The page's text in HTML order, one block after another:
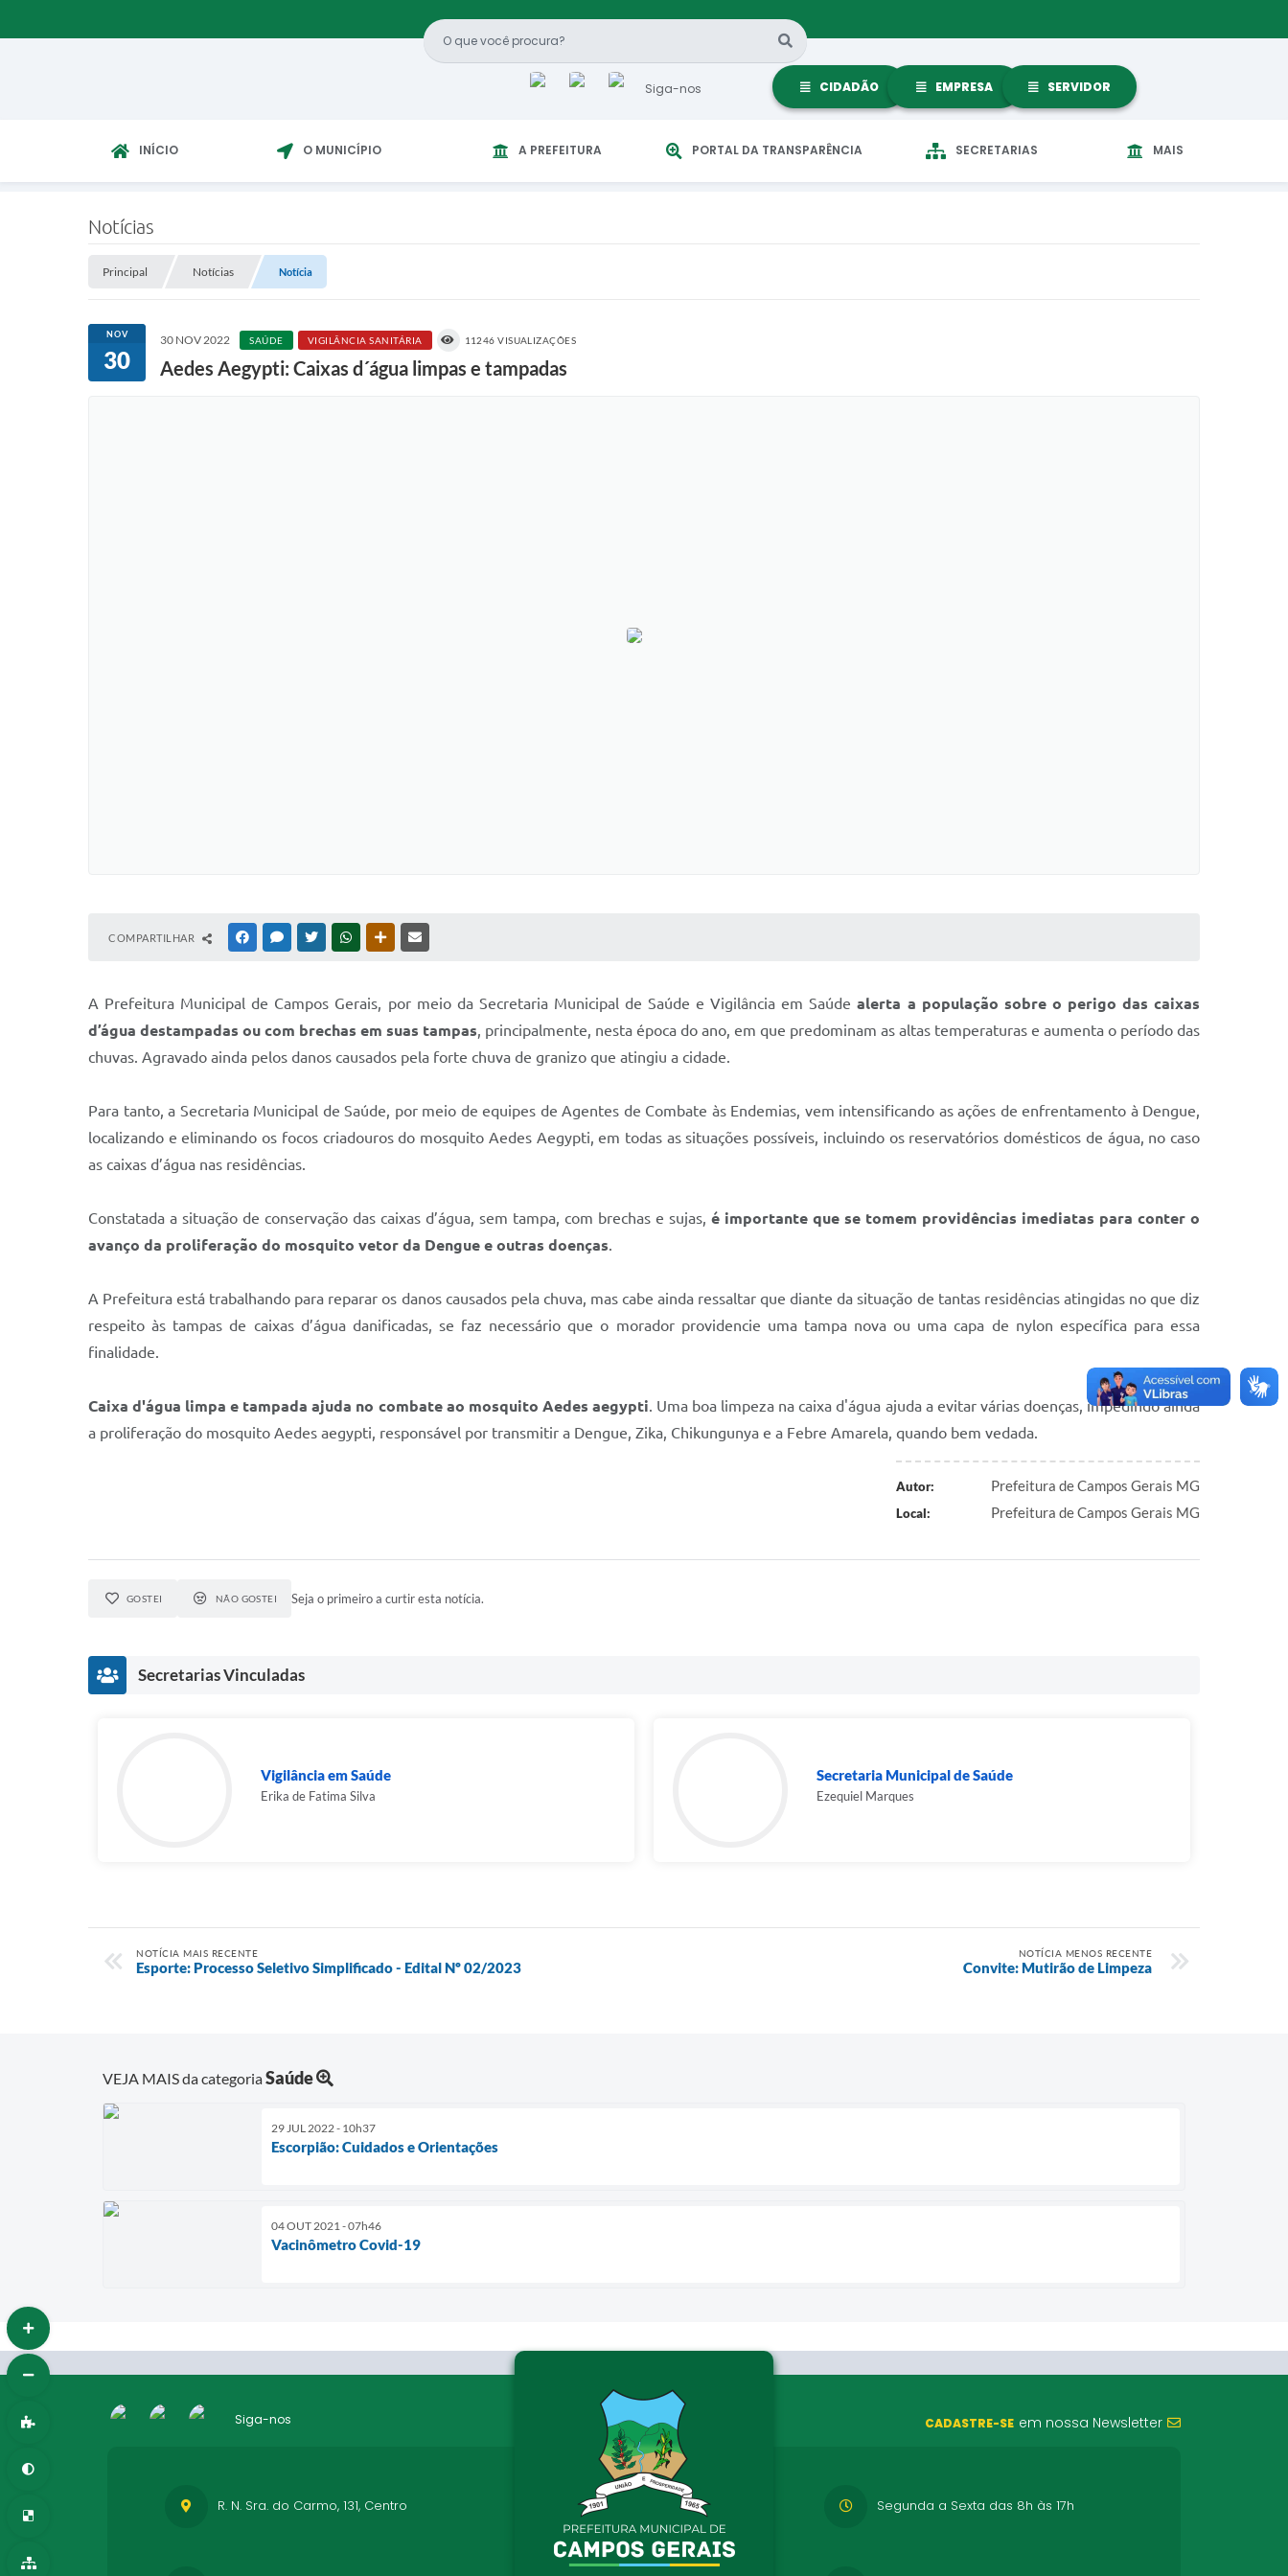
Siga-nos CIDADÃO EMPRESA SERVIDOR
INÍCIO O MUNICÍPIO A PREFEITURA PORTAL DA TRANSPARÊNCIA SECRETARIAS MAIS
Notícias
Principal Notícias Notícia
NOV
30
30 NOV 2022 SAÚDE VIGILÂNCIA SANITÁRIA 11246 VISUALIZAÇÕES
Aedes Aegypti: Caixas d´água limpas e tampadas
COMPARTILHAR FACEBOOKMESSENGER
TWITTERWHATSAPPOUTRAS MÍDIAS
A Prefeitura Municipal de Campos Gerais, por meio da Secretaria Municipal de Saúde e Vigilância em Saúdealerta a população sobre o perigo das caixas
d’água destampadas ou com brechas em suas tampas, principalmente, nesta época do ano, em que predominam as altas temperaturas e aumenta o período das
chuvas. Agravado ainda pelos danos causados pela forte chuva de granizo que atingiu a cidade.
Para tanto, a Secretaria Municipal de Saúde, por meio de equipes de Agentes de Combate às Endemias, vem intensificando as ações de enfrentamento à Dengue,
localizando e eliminando os focos criadouros do mosquito Aedes Aegypti, em todas as situações possíveis, incluindo os reservatórios domésticos de água, no caso
as caixas d’água nas residências.
Constatada a situação de conservação das caixas d’água, sem tampa, com brechas e sujas, é importante que se tomem providências imediatas para conter o
avanço da proliferação do mosquito vetor da Dengue e outras doenças.
A Prefeitura está trabalhando para reparar os danos causados pela chuva, mas cabe ainda ressaltar que diante da situação de tantas residências atingidas no que diz
respeito às tampas de caixas d’água danificadas, se faz necessário que o morador providencie uma tampa nova ou uma capa de nylon específica para essa
finalidade.
Caixa d'água limpa e tampada ajuda no combate ao mosquito Aedes aegypti. Uma boa limpeza na caixa d'água ajuda a evitar várias doenças, impedindo ainda
a proliferação do mosquito Aedes aegypti, responsável por transmitir a Dengue, Zika, Chikungunya e a Febre Amarela, quando bem vedada.
Autor: Prefeitura de Campos Gerais MG
Local: Prefeitura de Campos Gerais MG
GOSTEI NÃO GOSTEI Seja o primeiro a curtir esta notícia.
Secretarias Vinculadas
Vigilância em Saúde
Erika de Fatima Silva
Secretaria Municipal de Saúde
Ezequiel Marques
NOTÍCIA MAIS RECENTE
Esporte: Processo Seletivo Simplificado - Edital Nº 02/2023
NOTÍCIA MENOS RECENTE
Convite: Mutirão de Limpeza
VEJA MAIS da categoriaSaúde
29 JUL 2022 - 10h37
Escorpião: Cuidados e Orientações
04 OUT 2021 - 07h46
Vacinômetro Covid-19
Siga-nos CADASTRE-SE em nossa Newsletter
R. N. Sra. do Carmo, 131, Centro Segunda a Sexta das 8h às 17h